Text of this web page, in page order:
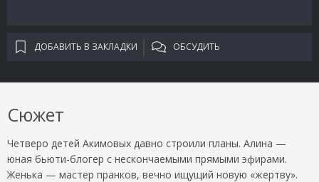
ДОБАВИТЬ В ЗАКЛАДКИ ОБСУДИТЬ
Сюжет
Четверо детей Акимовых давно строили планы. Алина —
юная бьюти-блогер с нескончаемыми прямыми эфирами.
Женька — мастер пранков, вечно ищущий новую «жертву».